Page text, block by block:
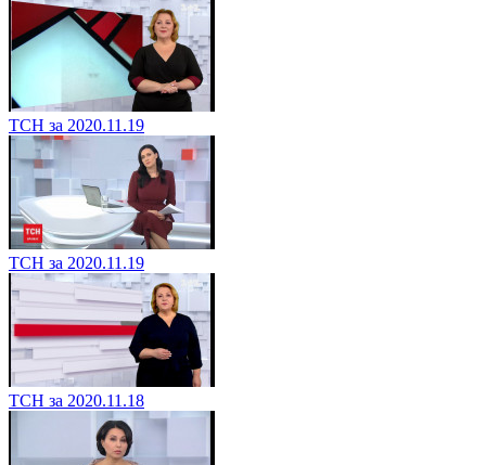
ТСН за 2020.11.19
ТСН за 2020.11.19
ТСН за 2020.11.18